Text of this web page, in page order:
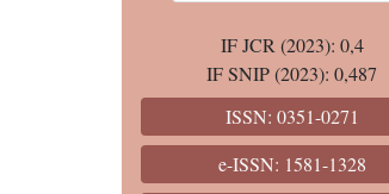
IF JCR (2023): 0,4
IF SNIP (2023): 0,487
ISSN: 0351-0271
e-ISSN: 1581-1328